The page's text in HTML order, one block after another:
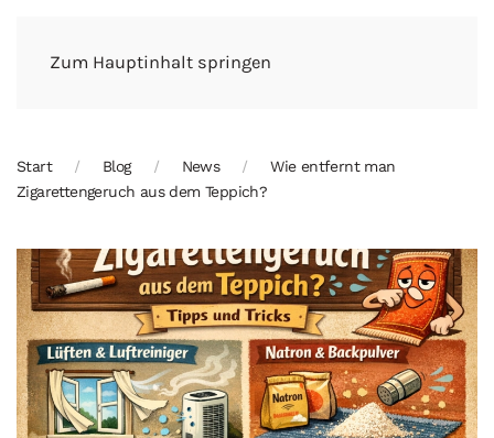
Zum Hauptinhalt springen
Start Blog News
Wie entfernt man
Zigarettengeruch aus dem Teppich?